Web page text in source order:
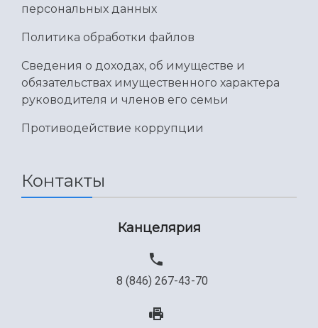
персональных данных
Политика обработки файлов
Сведения о доходах, об имуществе и
обязательствах имущественного характера
руководителя и членов его семьи
Противодействие коррупции
Контакты
Канцелярия
8 (846) 267-43-70